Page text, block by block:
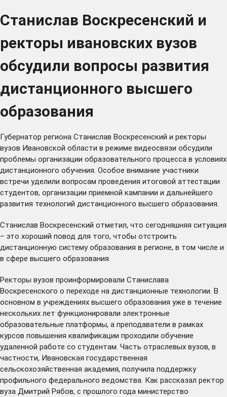
Станислав Воскресенский и
ректоры ивановских вузов
обсудили вопросы развития
дистанционного высшего
образования
Губернатор региона Станислав Воскресенский и ректоры
вузов Ивановской области в режиме видеосвязи обсудили
проблемы организации образовательного процесса в условиях
дистанционного обучения. Особое внимание участники
встречи уделили вопросам проведения итоговой аттестации
студентов, организации приемной кампании и дальнейшего
развития технологий дистанционного высшего образования.
Станислав Воскресенский отметил, что сегодняшняя ситуация
– это хороший повод для того, чтобы отстроить
дистанционную систему образования в регионе, в том числе и
в сфере высшего образования.
Ректоры вузов проинформировали Станислава
Воскресенского о переходе на дистанционные технологии. В
основном в учреждениях высшего образования уже в течение
нескольких лет функционировали электронные
образовательные платформы, а преподаватели в рамках
курсов повышения квалификации проходили обучение
удаленной работе со студентам. Часть отраслевых вузов, в
частности, Ивановская государственная
сельскохозяйственная академия, получила поддержку
профильного федерального ведомства. Как рассказал ректор
вуза Дмитрий Рябов, с прошлого года министерство